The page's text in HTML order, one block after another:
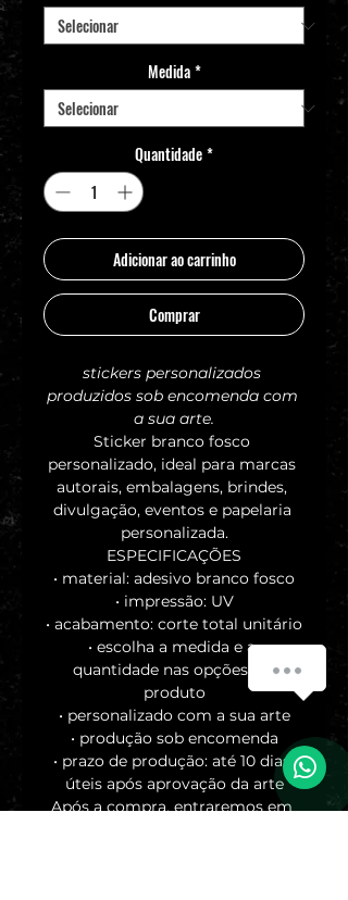
Medida *
Quantidade*
Adicionar ao carrinho
Comprar
stickers personalizados
produzidos sob encomenda com
a sua arte.
Sticker branco fosco
personalizado, ideal para marcas
autorais, embalagens, brindes,
divulgação, eventos e papelaria
personalizada.
ESPECIFICAÇÕES
• material: adesivo branco fosco
• impressão: UV
• acabamento: corte total unitário
• escolha a medida e a
quantidade nas opções do
produto
• personalizado com a sua arte
• produção sob encomenda
• prazo de produção: até 10 dias
úteis após aprovação da arte
Após a compra, entraremos em
Como posso ajudar?
1